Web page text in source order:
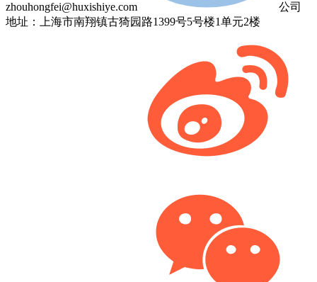
zhouhongfei@huxishiye.com
公司
地址：上海市南翔镇古猗园路1399号5号楼1单元2楼